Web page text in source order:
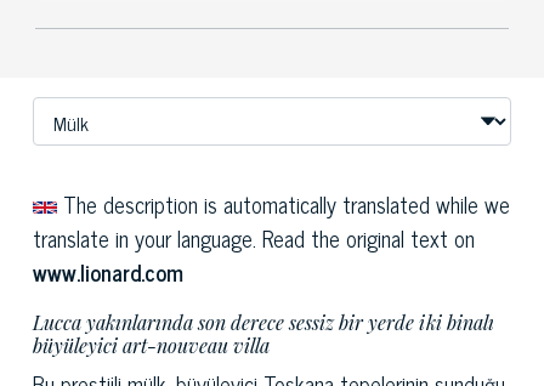
The description is automatically translated while we
translate in your language. Read the original text on
www.lionard.com
Lucca yakınlarında son derece sessiz bir yerde iki binalı
büyüleyici art-nouveau villa